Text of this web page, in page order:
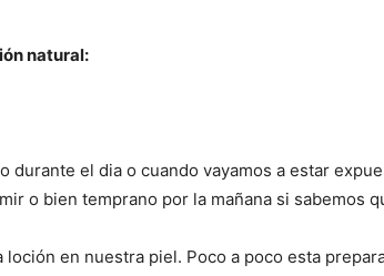
natural:
durante el dia o cuando vayamos a estar
o bien temprano por la mañana si sabemos
loción en nuestra piel. Poco a poco esta